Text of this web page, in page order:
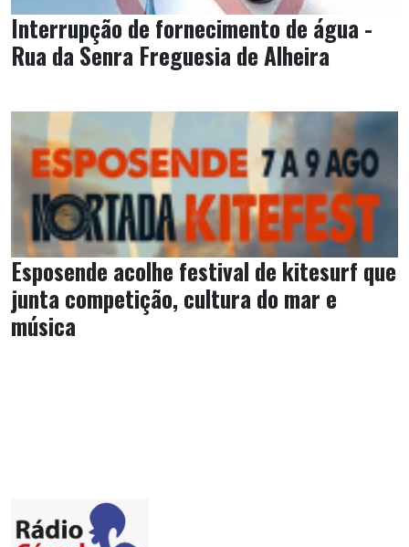
Interrupção de fornecimento de água -
Rua da Senra Freguesia de Alheira
Esposende acolhe festival de kitesurf que
junta competição, cultura do mar e
música